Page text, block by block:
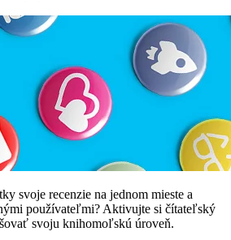
svoje recenzie na jednom mieste a
používateľmi? Aktivujte si čítateľský
svoju knihomoľskú úroveň.